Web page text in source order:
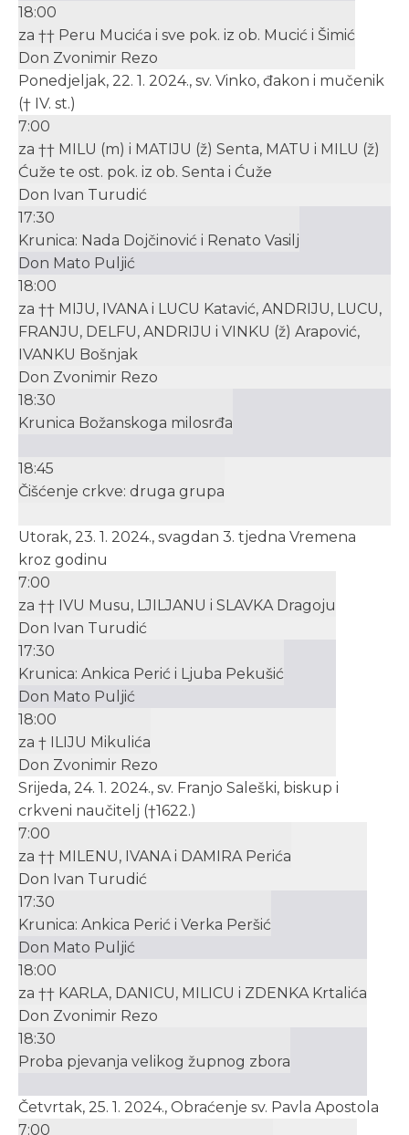
18:00
za †† Peru Mucića i sve pok. iz ob. Mucić i Šimić
Don Zvonimir Rezo
Ponedjeljak, 22. 1. 2024., sv. Vinko, đakon i mučenik
(† IV. st.)
7:00
za †† MILU (m) i MATIJU (ž) Senta, MATU i MILU (ž)
Ćuže te ost. pok. iz ob. Senta i Ćuže
Don Ivan Turudić
17:30
Krunica: Nada Dojčinović i Renato Vasilj
Don Mato Puljić
18:00
za †† MIJU, IVANA i LUCU Katavić, ANDRIJU, LUCU,
FRANJU, DELFU, ANDRIJU i VINKU (ž) Arapović,
IVANKU Bošnjak
Don Zvonimir Rezo
18:30
Krunica Božanskoga milosrđa
18:45
Čišćenje crkve: druga grupa
Utorak, 23. 1. 2024., svagdan 3. tjedna Vremena
kroz godinu
7:00
za †† IVU Musu, LJILJANU i SLAVKA Dragoju
Don Ivan Turudić
17:30
Krunica: Ankica Perić i Ljuba Pekušić
Don Mato Puljić
18:00
za † ILIJU Mikulića
Don Zvonimir Rezo
Srijeda, 24. 1. 2024., sv. Franjo Saleški, biskup i
crkveni naučitelj (†1622.)
7:00
za †† MILENU, IVANA i DAMIRA Perića
Don Ivan Turudić
17:30
Krunica: Ankica Perić i Verka Peršić
Don Mato Puljić
18:00
za †† KARLA, DANICU, MILICU i ZDENKA Krtalića
Don Zvonimir Rezo
18:30
Proba pjevanja velikog župnog zbora
Četvrtak, 25. 1. 2024., Obraćenje sv. Pavla Apostola
7:00